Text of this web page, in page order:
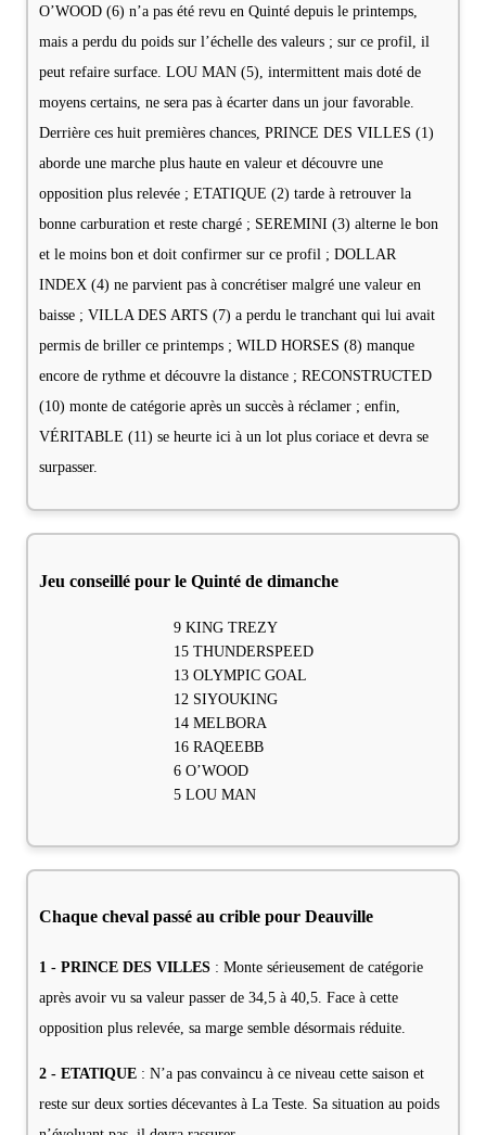
O’WOOD (6) n’a pas été revu en Quinté depuis le printemps,
mais a perdu du poids sur l’échelle des valeurs ; sur ce profil, il
peut refaire surface. LOU MAN (5), intermittent mais doté de
moyens certains, ne sera pas à écarter dans un jour favorable.
Derrière ces huit premières chances, PRINCE DES VILLES (1)
aborde une marche plus haute en valeur et découvre une
opposition plus relevée ; ETATIQUE (2) tarde à retrouver la
bonne carburation et reste chargé ; SEREMINI (3) alterne le bon
et le moins bon et doit confirmer sur ce profil ; DOLLAR
INDEX (4) ne parvient pas à concrétiser malgré une valeur en
baisse ; VILLA DES ARTS (7) a perdu le tranchant qui lui avait
permis de briller ce printemps ; WILD HORSES (8) manque
encore de rythme et découvre la distance ; RECONSTRUCTED
(10) monte de catégorie après un succès à réclamer ; enfin,
VÉRITABLE (11) se heurte ici à un lot plus coriace et devra se
surpasser.
Jeu conseillé pour le Quinté de dimanche
9 KING TREZY
15 THUNDERSPEED
13 OLYMPIC GOAL
12 SIYOUKING
14 MELBORA
16 RAQEEBB
6 O’WOOD
5 LOU MAN
Chaque cheval passé au crible pour Deauville
1 - PRINCE DES VILLES : Monte sérieusement de catégorie
après avoir vu sa valeur passer de 34,5 à 40,5. Face à cette
opposition plus relevée, sa marge semble désormais réduite.
2 - ETATIQUE : N’a pas convaincu à ce niveau cette saison et
reste sur deux sorties décevantes à La Teste. Sa situation au poids